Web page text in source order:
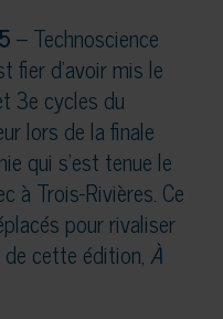
– Technoscience
fier d’avoir mis le
3e cycles du
lors de la finale
qui s’est tenue le
à Trois-Rivières. Ce
pour rivaliser
cette édition,À